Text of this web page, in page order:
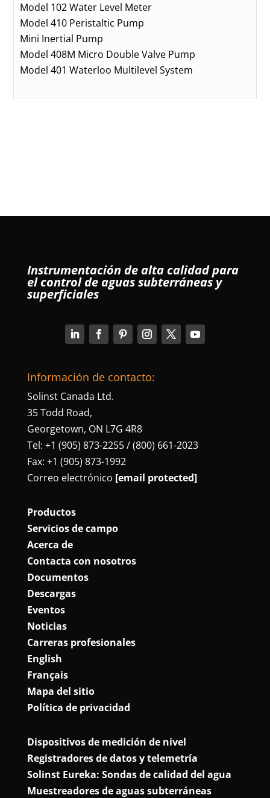
Model 102 Water Level Meter
Model 410 Peristaltic Pump
Mini Inertial Pump
Model 408M Micro Double Valve Pump
Model 401 Waterloo Multilevel System
Instrumentación de alta calidad para
el control de aguas subterráneas y
superficiales
Información de contacto:
Solinst Canada Ltd.
35 Todd Road,
Georgetown, ON L7G 4R8
Tel: +1 (905) 873-2255 / (800) 661-2023
Fax: +1 (905) 873-1992
Correo electrónico [email protected]
Productos
Servicios de campo
Acerca de
Contacta con nosotros
Documentos
Descargas
Eventos
Noticias
Carreras profesionales
English
Français
Mapa del sitio
Política de privacidad
Dispositivos de medición de nivel
Registradores de datos y telemetría
Solinst Eureka: Sondas de calidad del agua
Muestreadores de aguas subterráneas